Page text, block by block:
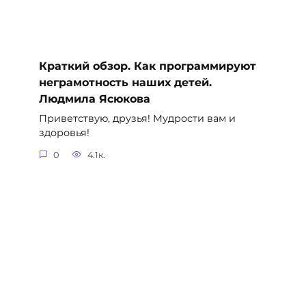
Краткий обзор. Как программируют
неграмотность наших детей.
Людмила Ясюкова
Приветствую, друзья! Мудрости вам и
здоровья!
0 4.1к.